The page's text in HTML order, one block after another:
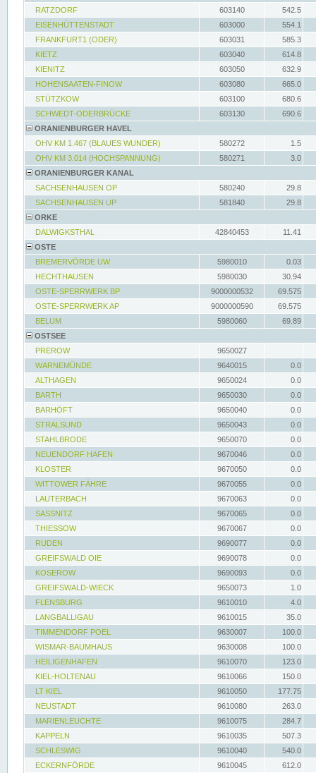
RATZDORF
603140
542.5
EISENHÜTTENSTADT
603000
554.1
FRANKFURT1 (ODER)
603031
585.3
KIETZ
603040
614.8
KIENITZ
603050
632.9
HOHENSAATEN-FINOW
603080
665.0
STÜTZKOW
603100
680.6
SCHWEDT-ODERBRÜCKE
603130
690.6
ORANIENBURGER HAVEL
OHV KM 1.467 (BLAUES WUNDER)
580272
1.5
OHV KM 3.014 (HOCHSPANNUNG)
580271
3.0
ORANIENBURGER KANAL
SACHSENHAUSEN OP
580240
29.8
SACHSENHAUSEN UP
581840
29.8
ORKE
DALWIGKSTHAL
42840453
11.41
OSTE
BREMERVÖRDE UW
5980010
0.03
HECHTHAUSEN
5980030
30.94
OSTE-SPERRWERK BP
9000000532
69.575
OSTE-SPERRWERK AP
9000000590
69.575
BELUM
5980060
69.89
OSTSEE
PREROW
9650027
WARNEMÜNDE
9640015
0.0
ALTHAGEN
9650024
0.0
BARTH
9650030
0.0
BARHÖFT
9650040
0.0
STRALSUND
9650043
0.0
STAHLBRODE
9650070
0.0
NEUENDORF HAFEN
9670046
0.0
KLOSTER
9670050
0.0
WITTOWER FÄHRE
9670055
0.0
LAUTERBACH
9670063
0.0
SASSNITZ
9670065
0.0
THIESSOW
9670067
0.0
RUDEN
9690077
0.0
GREIFSWALD OIE
9690078
0.0
KOSEROW
9690093
0.0
GREIFSWALD-WIECK
9650073
1.0
FLENSBURG
9610010
4.0
LANGBALLIGAU
9610015
35.0
TIMMENDORF POEL
9630007
100.0
WISMAR-BAUMHAUS
9630008
100.0
HEILIGENHAFEN
9610070
123.0
KIEL-HOLTENAU
9610066
150.0
LT KIEL
9610050
177.75
NEUSTADT
9610080
263.0
MARIENLEUCHTE
9610075
284.7
KAPPELN
9610035
507.3
SCHLESWIG
9610040
540.0
ECKERNFÖRDE
9610045
612.0